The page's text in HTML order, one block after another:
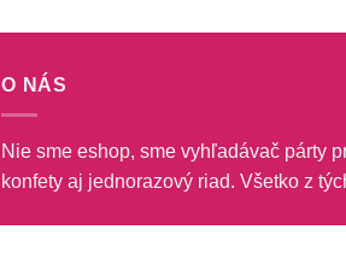
O NÁS
Nie sme eshop, sme vyhľadávač párty
konfety aj jednorazový riad. Všetko z